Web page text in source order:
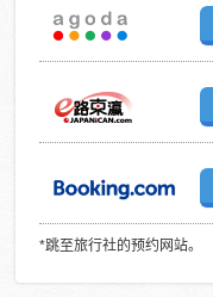
*跳至旅行社的预约网站。